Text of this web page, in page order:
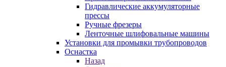
Гидравлические аккумуляторные
прессы
Ручные фрезеры
Ленточные шлифовальные машины
Установки для промывки трубопроводов
Оснастка
Назад